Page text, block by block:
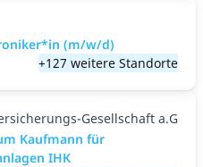
(m/w/d)
+127 weitere Standorte
Gesellschaft a.G
Kaufmann für
IHK